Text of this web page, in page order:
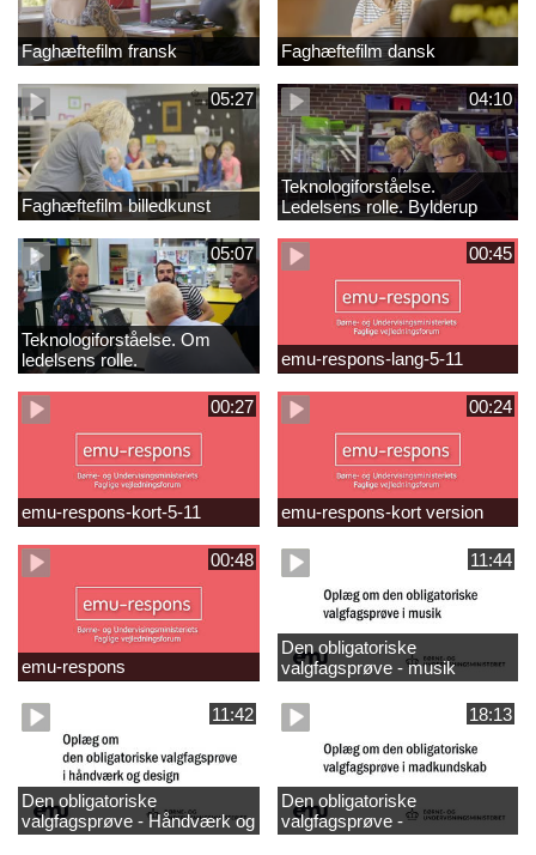
Faghæftefilm fransk Faghæftefilm dansk
05:27
Faghæftefilm billedkunst
04:10
Teknologiforståelse.
Ledelsens rolle. Bylderup
Skole
05:07
Teknologiforståelse. Om
ledelsens rolle.
Sofiendalskolen
00:45
emu-respons-lang-5-11
00:27
emu-respons-kort-5-11
00:24
emu-respons-kort version
00:48
emu-respons
11:44
Den obligatoriske
valgfagsprøve - musik
11:42
Den obligatoriske
valgfagsprøve - Håndværk og
design
18:13
Den obligatoriske
valgfagsprøve -
madkundskab